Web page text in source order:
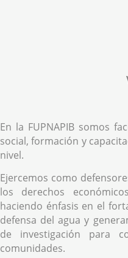
En la FUPNAPIB somos
social, formación y
nivel.
Ejercemos como
los derechos
haciendo énfasis en el
defensa del agua y
de investigación para
comunidades.